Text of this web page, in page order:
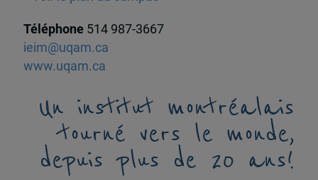
Téléphone 514 987-3667
ieim@uqam.ca
www.uqam.ca
Un institut montréalais
tourné vers le monde,
depuis plus de 20 ans!